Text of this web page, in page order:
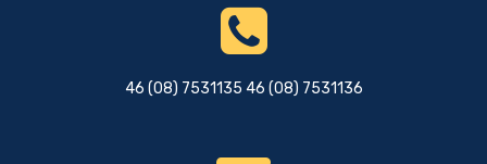
46 (08) 7531135 46 (08) 7531136